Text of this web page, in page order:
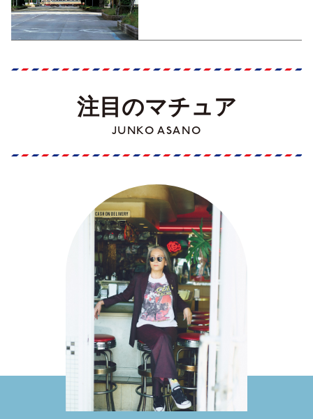
注目のマチュア
JUNKO ASANO